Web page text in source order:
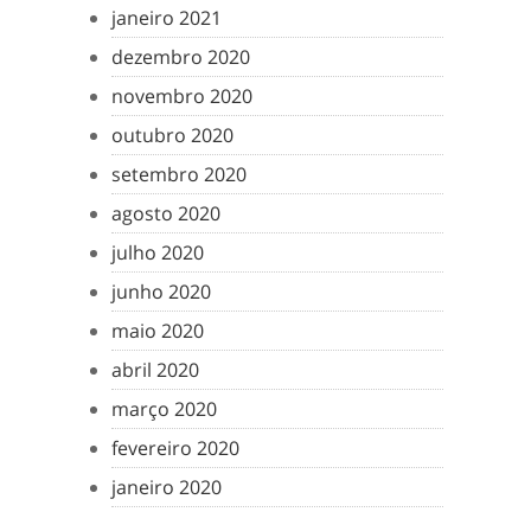
janeiro 2021
dezembro 2020
novembro 2020
outubro 2020
setembro 2020
agosto 2020
julho 2020
junho 2020
maio 2020
abril 2020
março 2020
fevereiro 2020
janeiro 2020